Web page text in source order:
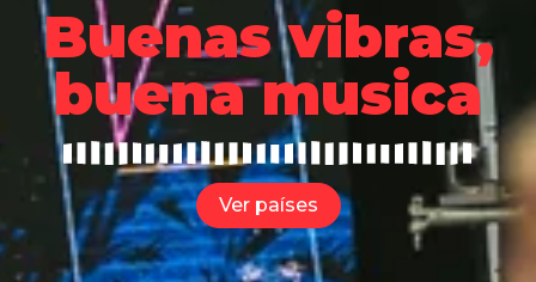
Buenas vibras,
buena musica
Ver países